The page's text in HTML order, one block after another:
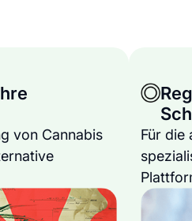
von Cannabis
Für die